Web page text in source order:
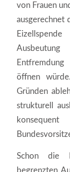
von Frauen
ausgerechnet
öffnen
Gründen
strukturell
Schon die
begrenzten